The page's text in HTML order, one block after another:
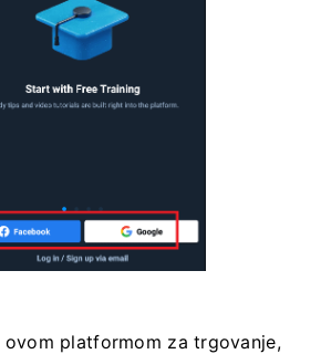
platformom za trgovanje,